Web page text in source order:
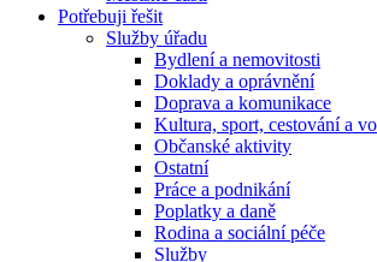
Potřebuji řešit
Služby úřadu
Bydlení a nemovitosti
Doklady a oprávnění
Doprava a komunikace
Kultura, sport, cestování a
Občanské aktivity
Ostatní
Práce a podnikání
Poplatky a daně
Rodina a sociální péče
Služby